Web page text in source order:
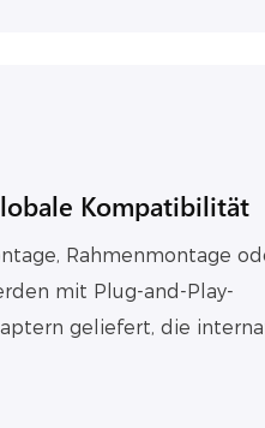
Kompatibilität
Rahmenmontage
mit Plug-and-Play-
geliefert, die